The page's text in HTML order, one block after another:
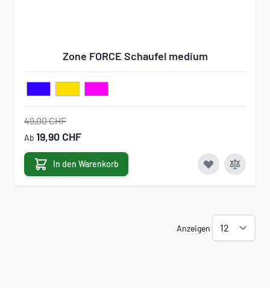
Zone FORCE Schaufel medium
49,00 CHF
Ab 19,90 CHF
In den Warenkorb
Anzeigen